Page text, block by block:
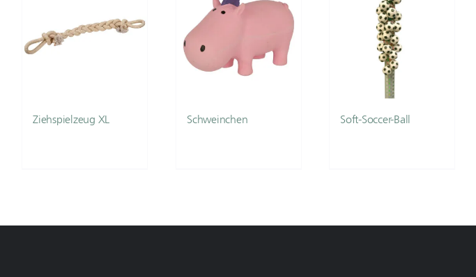
Ziehspielzeug XL Schweinchen Soft-Soccer-Ball